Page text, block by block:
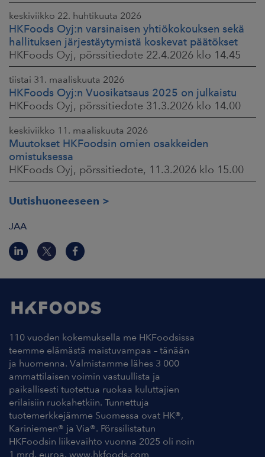
keskiviikko 22. huhtikuuta 2026
HKFoods Oyj:n varsinaisen yhtiökokouksen sekä
hallituksen järjestäytymistä koskevat päätökset
HKFoods Oyj, pörssitiedote 22.4.2026 klo 14.45
tiistai 31. maaliskuuta 2026
HKFoods Oyj:n Vuosikatsaus 2025 on julkaistu
HKFoods Oyj, pörssitiedote 31.3.2026 klo 14.00
keskiviikko 11. maaliskuuta 2026
Muutokset HKFoodsin omien osakkeiden
omistuksessa
HKFoods Oyj, pörssitiedote, 11.3.2026 klo 15.00
Uutishuoneeseen
JAA
110 vuoden kokemuksella me HKFoodsissa
teemme elämästä maistuvampaa – tänään
ja huomenna. Valmistamme lähes 3 000
ammattilaisen voimin vastuullista ja
paikallisesti tuotettua ruokaa kuluttajien
erilaisiin ruokahetkiin. Tunnettuja
tuotemerkkejämme Suomessa ovat HK®,
Kariniemen® ja Via®. Pörssilistatun
HKFoodsin liikevaihto vuonna 2025 oli noin
1 mrd. euroa. www.hkfoods.com